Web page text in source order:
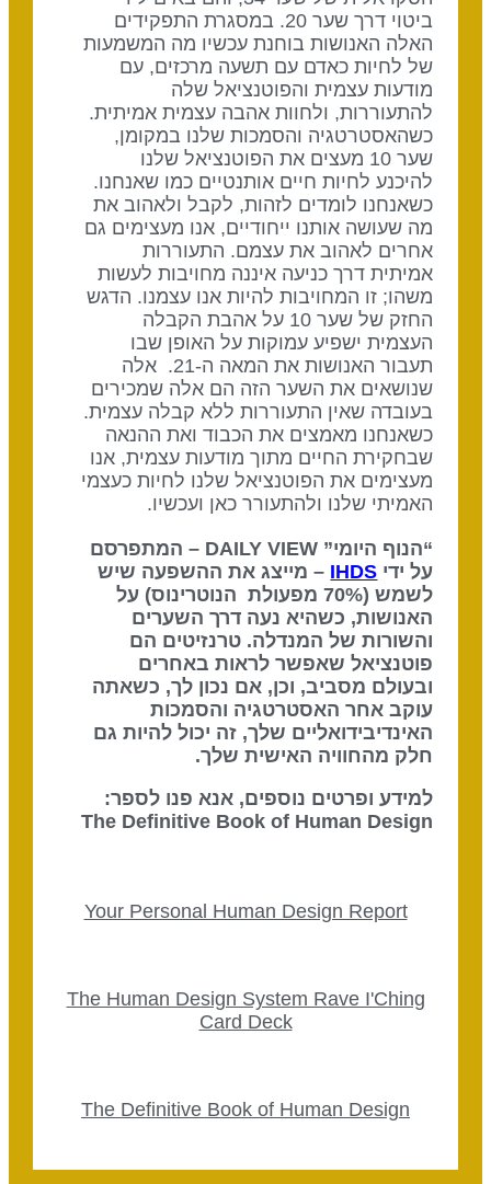
ביטוי דרך שער 20. במסגרת התפקידים
האלה האנושות בוחנת עכשיו מה המשמעות
של לחיות כאדם עם תשעה מרכזים, עם
מודעות עצמית והפוטנציאל שלה
להתעוררות, ולחוות אהבה עצמית אמיתית.
כשהאסטרטגיה והסמכות שלנו במקומן,
שער 10 מעצים את הפוטנציאל שלנו
להיכנע לחיות חיים אותנטיים כמו שאנחנו.
כשאנחנו לומדים לזהות, לקבל ולאהוב את
מה שעושה אותנו ייחודיים, אנו מעצימים גם
אחרים לאהוב את עצמם. התעוררות
אמיתית דרך כניעה איננה מחויבות לעשות
משהו; זו המחויבות להיות אנו עצמנו. הדגש
החזק של שער 10 על אהבת הקבלה
העצמית ישפיע עמוקות על האופן שבו
תעבור האנושות את המאה ה-21. אלה
שנושאים את השער הזה הם אלה שמכירים
בעובדה שאין התעוררות ללא קבלה עצמית.
כשאנחנו מאמצים את הכבוד ואת ההנאה
שבחקירת החיים מתוך מודעות עצמית, אנו
מעצימים את הפוטנציאל שלנו לחיות כעצמי
האמיתי שלנו ולהתעורר כאן ועכשיו.
“הנוף היומי” DAILY VIEW – המתפרסם
על ידיIHDS – מייצג את ההשפעה שיש
לשמש (70% מפעולת הנוטרינוס) על
האנושות, כשהיא נעה דרך השערים
והשורות של המנדלה. טרנזיטים הם
פוטנציאל שאפשר לראות באחרים
ובעולם מסביב, וכן, אם נכון לך, כשאתה
עוקב אחר האסטרטגיה והסמכות
האינדיבידואליים שלך, זה יכול להיות גם
חלק מהחוויה האישית שלך.
למידע ופרטים נוספים, אנא פנו לספר:
The Definitive Book of Human Design
Your Personal Human Design Report
The Human Design System Rave I'Ching
Card Deck
The Definitive Book of Human Design